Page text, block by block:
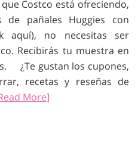
Costco está ofreciendo,
pañales Huggies con
aquí), no necesitas ser
Recibirás tu muestra en
¿Te gustan los cupones,
recetas y reseñas de
More]